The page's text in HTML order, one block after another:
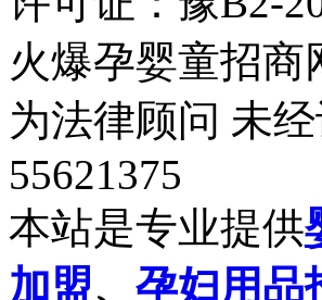
火爆孕婴童招
为法律顾问 未
55621375
本站是专业提供
加盟、 孕妇用品